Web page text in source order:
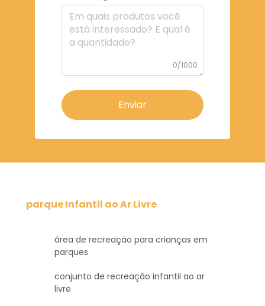
0/1000
Enviar
parque Infantil ao Ar Livre
área de recreação para crianças em
parques
conjunto de recreação infantil ao ar
livre